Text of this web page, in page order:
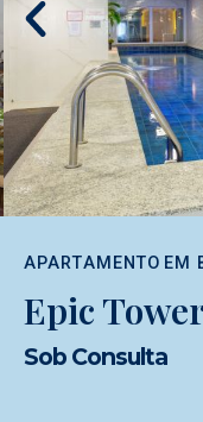
APARTAMENTO EM
Epic
Sob Consulta